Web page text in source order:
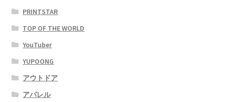
PRINTSTAR
TOP OF THE WORLD
YouTuber
YUPOONG
アウトドア
アパレル